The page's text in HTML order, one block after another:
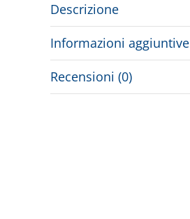
Descrizione
Informazioni aggiuntive
Recensioni (0)